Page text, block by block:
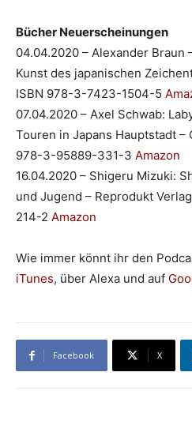
Bücher Neuerscheinungen
04.04.2020 – Alexander Braun
Kunst des japanischen
ISBN 978-3-7423-1504-5
07.04.2020 – Axel Schwab:
Touren in Japans Hauptstadt –
978-3-95889-331-3 Amazon
16.04.2020 – Shigeru Mizuki:
und Jugend – Reprodukt
214-2 Amazon
Wie immer könnt ihr den
iTunes, über Alexa und auf
Facebook X